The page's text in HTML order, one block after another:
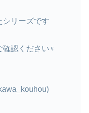
シリーズです
確認ください‍♀️